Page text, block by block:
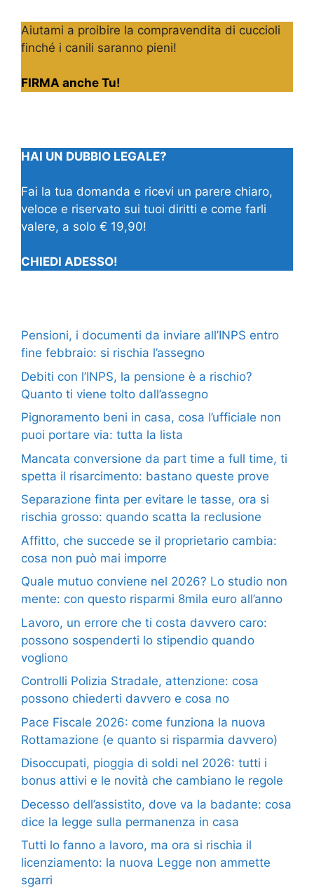
Aiutami a proibire la compravendita di cuccioli
finché i canili saranno pieni!
FIRMA anche Tu!
HAI UN DUBBIO LEGALE?
Fai la tua domanda e ricevi un parere chiaro,
veloce e riservato sui tuoi diritti e come farli
valere, a solo € 19,90!
CHIEDI ADESSO!
Pensioni, i documenti da inviare all’INPS entro
fine febbraio: si rischia l’assegno
Debiti con l’INPS, la pensione è a rischio?
Quanto ti viene tolto dall’assegno
Pignoramento beni in casa, cosa l’ufficiale non
puoi portare via: tutta la lista
Mancata conversione da part time a full time, ti
spetta il risarcimento: bastano queste prove
Separazione finta per evitare le tasse, ora si
rischia grosso: quando scatta la reclusione
Affitto, che succede se il proprietario cambia:
cosa non può mai imporre
Quale mutuo conviene nel 2026? Lo studio non
mente: con questo risparmi 8mila euro all’anno
Lavoro, un errore che ti costa davvero caro:
possono sospenderti lo stipendio quando
vogliono
Controlli Polizia Stradale, attenzione: cosa
possono chiederti davvero e cosa no
Pace Fiscale 2026: come funziona la nuova
Rottamazione (e quanto si risparmia davvero)
Disoccupati, pioggia di soldi nel 2026: tutti i
bonus attivi e le novità che cambiano le regole
Decesso dell’assistito, dove va la badante: cosa
dice la legge sulla permanenza in casa
Tutti lo fanno a lavoro, ma ora si rischia il
licenziamento: la nuova Legge non ammette
sgarri